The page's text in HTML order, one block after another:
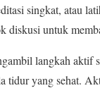
singkat, atau
diskusi untuk
langkah aktif
tidur yang sehat.